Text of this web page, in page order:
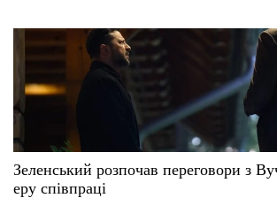
Зеленський розпочав переговори з
еру співпраці